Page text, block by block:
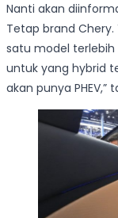
Nanti akan
Tetap brand
satu model terlebih
untuk yang hybrid
akan punya PHEV,”